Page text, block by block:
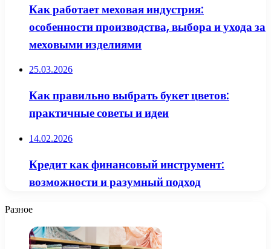
Как работает меховая индустрия:
особенности производства, выбора и ухода за
меховыми изделиями
25.03.2026
Как правильно выбрать букет цветов:
практичные советы и идеи
14.02.2026
Кредит как финансовый инструмент:
возможности и разумный подход
Разное